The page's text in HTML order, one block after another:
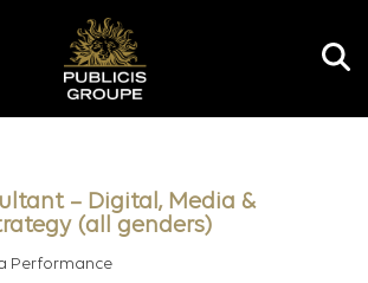
– Digital, Media &
(all genders)
Performance